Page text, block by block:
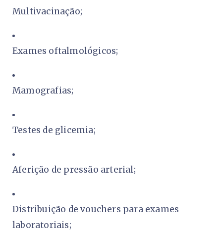
Multivacinação;
Exames oftalmológicos;
Mamografias;
Testes de glicemia;
Aferição de pressão arterial;
Distribuição de vouchers para exames
laboratoriais;